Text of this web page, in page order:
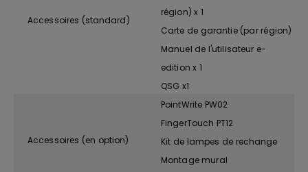
Accessoires (standard)
région) x 1
Carte de garantie (par région)
Manuel de l'utilisateur e-
edition x 1
QSG x1
Accessoires (en option)
PointWrite PW02
FingerTouch PT12
Kit de lampes de rechange
Montage mural